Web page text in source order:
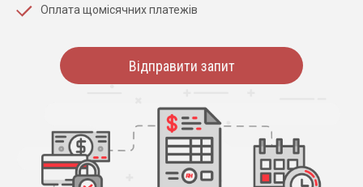
Оплата щомісячних платежів
Відправити запит